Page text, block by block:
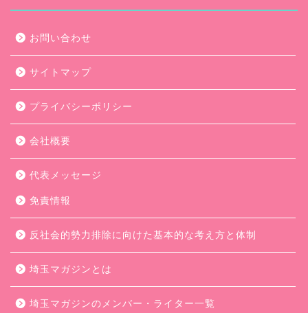
お問い合わせ
サイトマップ
プライバシーポリシー
会社概要
代表メッセージ
免責情報
反社会的勢力排除に向けた基本的な考え方と体制
埼玉マガジンとは
埼玉マガジンのメンバー・ライター一覧